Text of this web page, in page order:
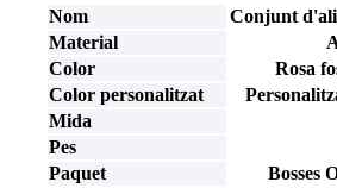
Nom
Conjunt
Material
Color
Rosa
Color personalitzat
Mida
Pes
Paquet
Bosses